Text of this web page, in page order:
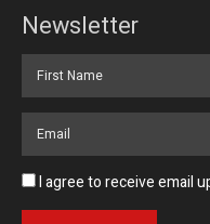
Newsletter
I agree to receive email